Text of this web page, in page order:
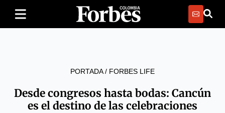
PORTADA/ FORBES LIFE
Desde congresos hasta bodas: Cancún
es el destino de las celebraciones